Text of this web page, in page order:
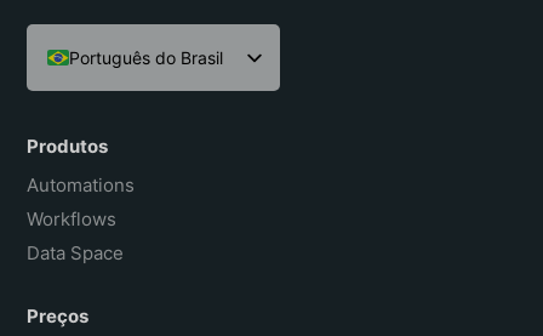
Português do Brasil
English
Español
Français
Produtos
Automations
Workflows
Data Space
Preços